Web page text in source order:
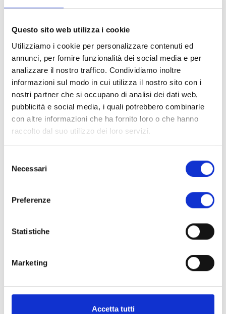
Questo sito web utilizza i cookie
Utilizziamo i cookie per personalizzare contenuti ed
annunci, per fornire funzionalità dei social media e per
analizzare il nostro traffico. Condividiamo inoltre
informazioni sul modo in cui utilizza il nostro sito con i
nostri partner che si occupano di analisi dei dati web,
pubblicità e social media, i quali potrebbero combinarle
con altre informazioni che ha fornito loro o che hanno
raccolto dal suo utilizzo dei loro servizi.
delNecessari
Preferenze
Statistiche
Marketing
Accetta tutti